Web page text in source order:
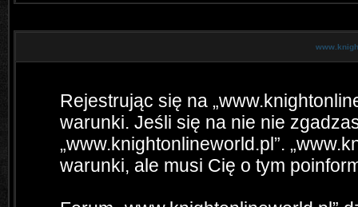
Rejestrując się na
warunki. Jeśli się na nie nie
„www.knightonlineworld.pl”.
warunki, ale musi Cię o tym